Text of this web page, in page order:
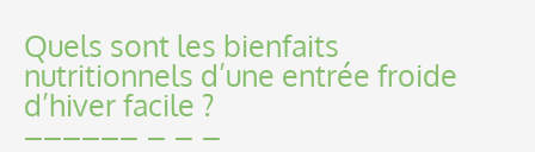
Quels sont les bienfaits
nutritionnels d’une entrée froide
d’hiver facile ?